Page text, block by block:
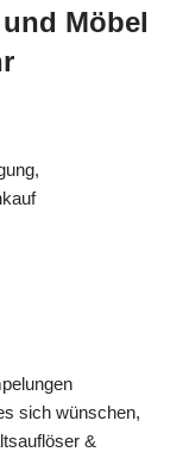
Möbel
sich wünschen,
&